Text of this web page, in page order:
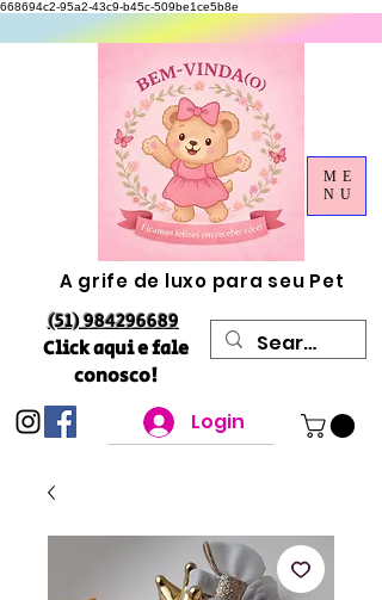
668694c2-95a2-43c9-b45c-509be1ce5b8e
A grife de luxo para seu Pet
(51) 984296689
Click aqui e fale
conosco!
Login
ME
NU